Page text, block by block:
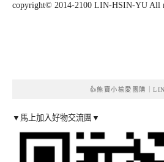
copyright© 2014-2100 LIN-HSIN-YU All
👍熊寶小榆愛團購｜
▼馬上加入好物交流團▼